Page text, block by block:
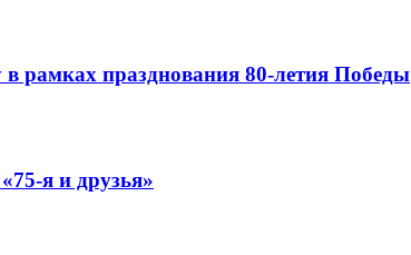
рамках празднования 80-летия Победы
я и друзья»